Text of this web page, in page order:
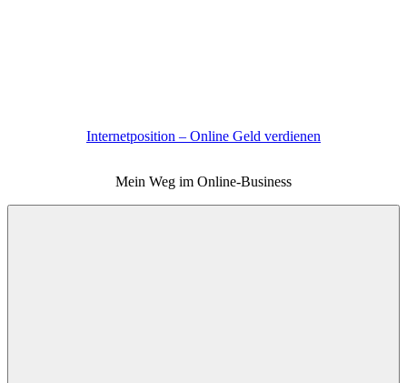
Internetposition – Online Geld verdienen
Mein Weg im Online-Business